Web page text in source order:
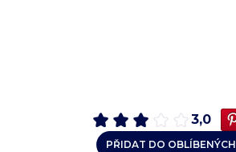
3,0
PŘIDAT DO OBLÍBENÝCH